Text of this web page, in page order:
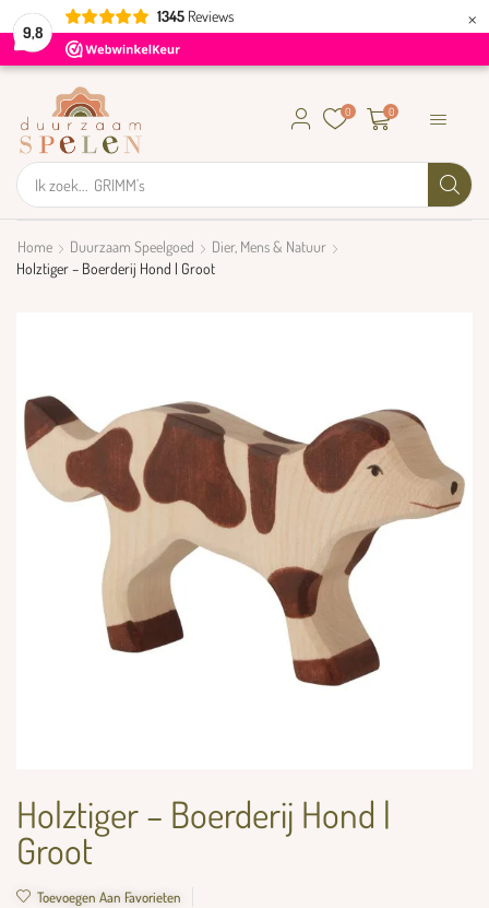
9,8
1345 Reviews ×
Ik zoek... GRIMM's
0 0
Home Duurzaam Speelgoed
Dier, Mens & Natuur
Holztiger – Boerderij Hond | Groot
Holztiger – Boerderij Hond |
Groot
Toevoegen Aan Favorieten